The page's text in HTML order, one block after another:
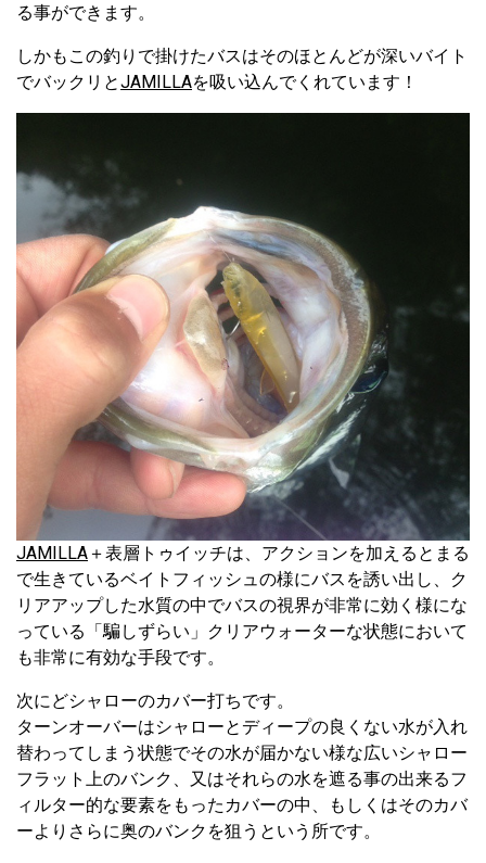
る事ができます。
しかもこの釣りで掛けたバスはそのほとんどが深いバイト
でバックリとJAMILLAを吸い込んでくれています！
JAMILLA＋表層トゥイッチは、アクションを加えるとまる
で生きているベイトフィッシュの様にバスを誘い出し、ク
リアアップした水質の中でバスの視界が非常に効く様にな
っている「騙しずらい」クリアウォーターな状態において
も非常に有効な手段です。
次にどシャローのカバー打ちです。
ターンオーバーはシャローとディープの良くない水が入れ
替わってしまう状態でその水が届かない様な広いシャロー
フラット上のバンク、又はそれらの水を遮る事の出来るフ
ィルター的な要素をもったカバーの中、もしくはそのカバ
ーよりさらに奥のバンクを狙うという所です。